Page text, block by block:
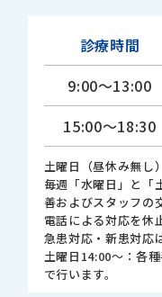
診療時間
9:00～13:00
15:00～18:30
土曜日（昼休み無し
毎週「水曜日」と「
善およびスタッフの
電話による対応を休
急患対応・新患対応
土曜日14:00～：各
で行います。